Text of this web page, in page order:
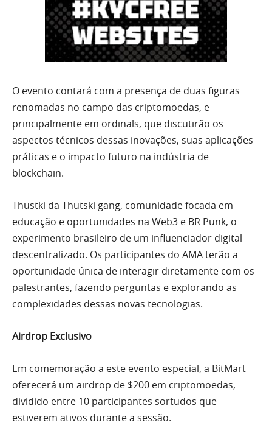
O evento contará com a presença de duas figuras
renomadas no campo das criptomoedas, e
principalmente em ordinals, que discutirão os
aspectos técnicos dessas inovações, suas aplicações
práticas e o impacto futuro na indústria de
blockchain.
Thustki da Thutski gang, comunidade focada em
educação e oportunidades na Web3 e BR Punk, o
experimento brasileiro de um influenciador digital
descentralizado. Os participantes do AMA terão a
oportunidade única de interagir diretamente com os
palestrantes, fazendo perguntas e explorando as
complexidades dessas novas tecnologias.
Airdrop Exclusivo
Em comemoração a este evento especial, a BitMart
oferecerá um airdrop de $200 em criptomoedas,
dividido entre 10 participantes sortudos que
estiverem ativos durante a sessão.